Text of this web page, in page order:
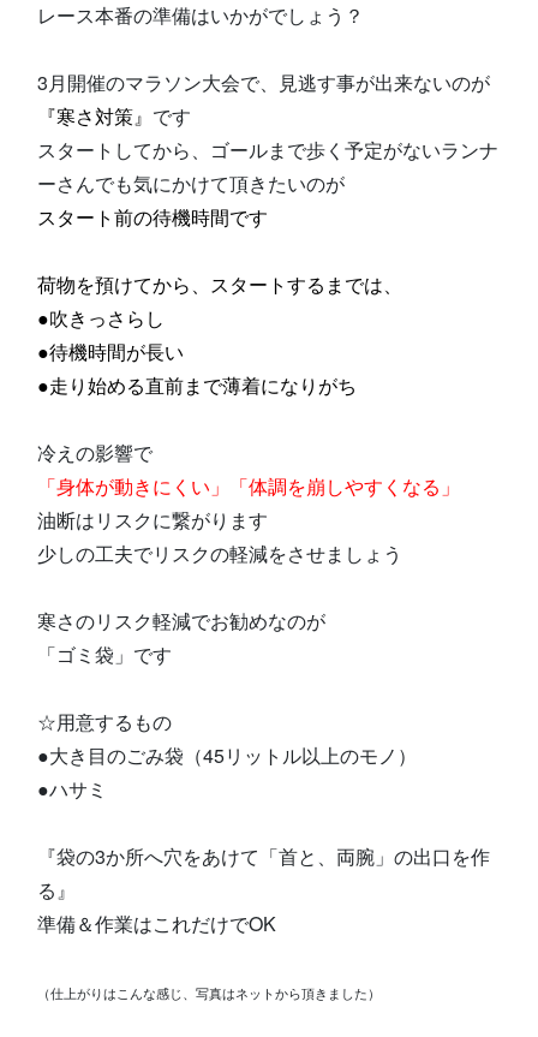
レース本番の準備はいかがでしょう？
3月開催のマラソン大会で、見逃す事が出来ないのが
『寒さ対策』 です
スタートしてから、ゴールまで歩く予定がないランナ
ーさんでも気にかけて頂きたいのが
スタート前の待機時間です
荷物を預けてから、スタートするまでは、
●吹きっさらし
●待機時間が長い
●走り始める直前まで薄着になりがち
冷えの影響で
「身体が動きにくい」「体調を崩しやすくなる」
油断はリスクに繋がります
少しの工夫でリスクの軽減をさせましょう
寒さのリスク軽減でお勧めなのが
「ゴミ袋」です
☆用意するもの
●大き目のごみ袋（45リットル以上のモノ）
●ハサミ
『袋の3か所へ穴をあけて「首と、両腕」の出口を作
る』
準備＆作業はこれだけでOK
（仕上がりはこんな感じ、写真はネットから頂きました）